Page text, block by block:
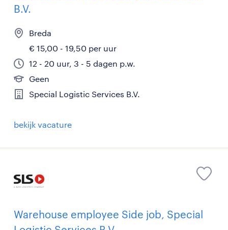
B.V.
Breda
€ 15,00 - 19,50 per uur
12 - 20 uur, 3 - 5 dagen p.w.
Geen
Special Logistic Services B.V.
bekijk vacature
Warehouse employee Side job, Special